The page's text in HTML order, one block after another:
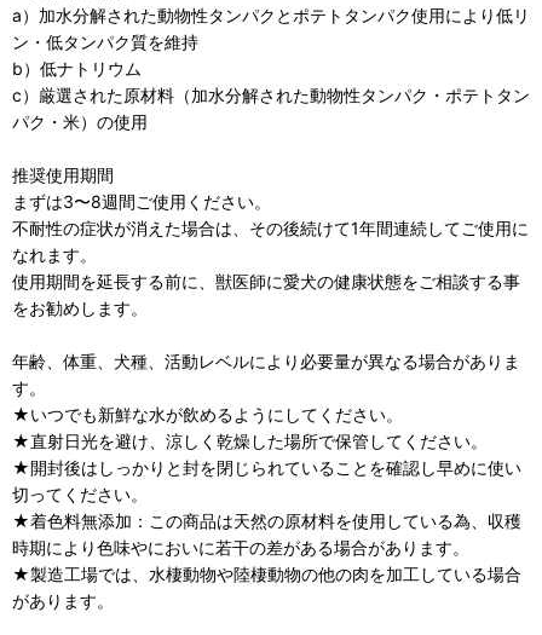
a）加水分解された動物性タンパクとポテトタンパク使用により低リ
ン・低タンパク質を維持
b）低ナトリウム
c）厳選された原材料（加水分解された動物性タンパク・ポテトタン
パク・米）の使用
推奨使用期間
まずは3〜8週間ご使用ください。
不耐性の症状が消えた場合は、その後続けて1年間連続してご使用に
なれます。
使用期間を延長する前に、獣医師に愛犬の健康状態をご相談する事
をお勧めします。
年齢、体重、犬種、活動レベルにより必要量が異なる場合がありま
す。
★いつでも新鮮な水が飲めるようにしてください。
★直射日光を避け、涼しく乾燥した場所で保管してください。
★開封後はしっかりと封を閉じられていることを確認し早めに使い
切ってください。
★着色料無添加：この商品は天然の原材料を使用している為、収穫
時期により色味やにおいに若干の差がある場合があります。
★製造工場では、水棲動物や陸棲動物の他の肉を加工している場合
があります。